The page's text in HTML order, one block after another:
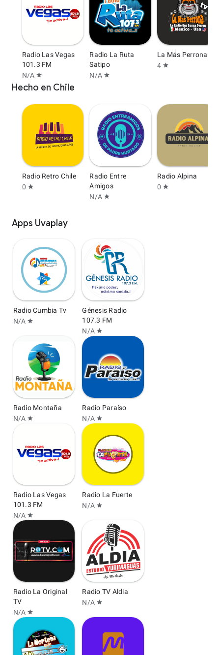
Radio Las Vegas
101.3 FM
N/A star
Radio La Ruta
Satipo
N/A star
La Más Perrona Tv
4 star
Hecho en Chile
Radio Retro Chile
0 star
Radio Entre
Amigos
N/A star
Radio Alpina
0 star
Apps Uvaplay
Radio Cumbia Tv
N/A star
Génesis Radio
107.3 FM
N/A star
Radio Montaña
N/A star
Radio Paraíso
N/A star
Radio Las Vegas
101.3 FM
N/A star
Radio La Fuerte
N/A star
Radio La Original
TV
N/A star
Radio TV Aldia
N/A star